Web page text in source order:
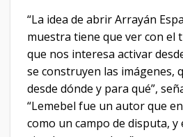
“La idea de abrir Arrayán
muestra tiene que ver con el
que nos interesa activar
se construyen las imágenes,
desde dónde y para qué”,
“Lemebel fue un autor que
como un campo de disputa,